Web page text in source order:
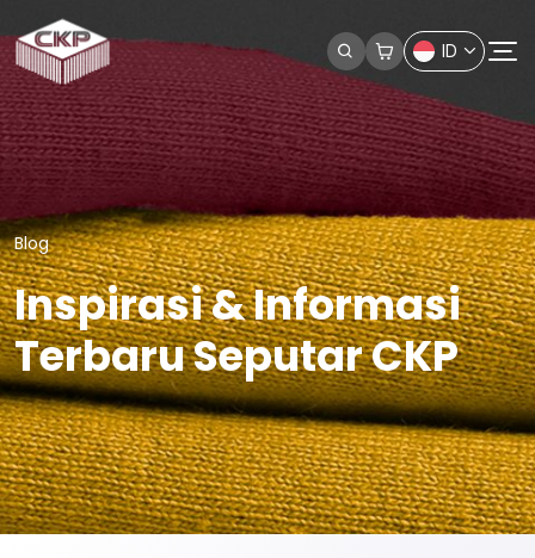
ID
Blog
Inspirasi & Informasi
Terbaru Seputar CKP